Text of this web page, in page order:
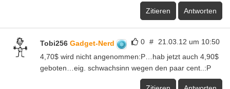
Zitieren Antworten
0 # 21.03.12 um 10:50
Tobi256 Gadget-Nerd
4,70$ wird nicht angenommen:P…hab jetzt auch 4,90$
geboten…eig. schwachsinn wegen den paar cent..:P